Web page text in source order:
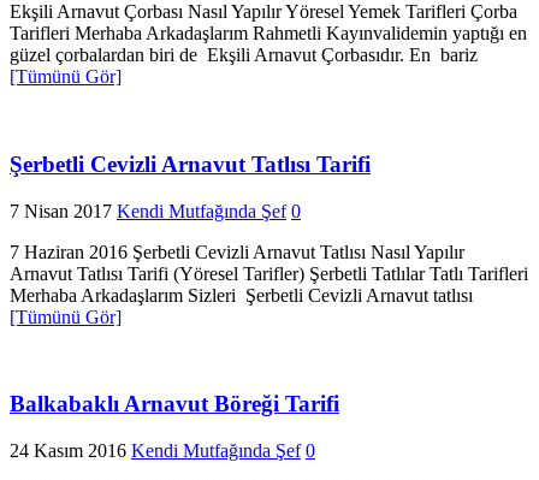
Ekşili Arnavut Çorbası Nasıl Yapılır Yöresel Yemek Tarifleri Çorba
Tarifleri Merhaba Arkadaşlarım Rahmetli Kayınvalidemin yaptığı en
güzel çorbalardan biri de Ekşili Arnavut Çorbasıdır. En bariz
[Tümünü Gör]
Şerbetli Cevizli Arnavut Tatlısı Tarifi
7 Nisan 2017 Kendi Mutfağında Şef 0
7 Haziran 2016 Şerbetli Cevizli Arnavut Tatlısı Nasıl Yapılır
Arnavut Tatlısı Tarifi (Yöresel Tarifler) Şerbetli Tatlılar Tatlı Tarifleri
Merhaba Arkadaşlarım Sizleri Şerbetli Cevizli Arnavut tatlısı
[Tümünü Gör]
Balkabaklı Arnavut Böreği Tarifi
24 Kasım 2016 Kendi Mutfağında Şef 0